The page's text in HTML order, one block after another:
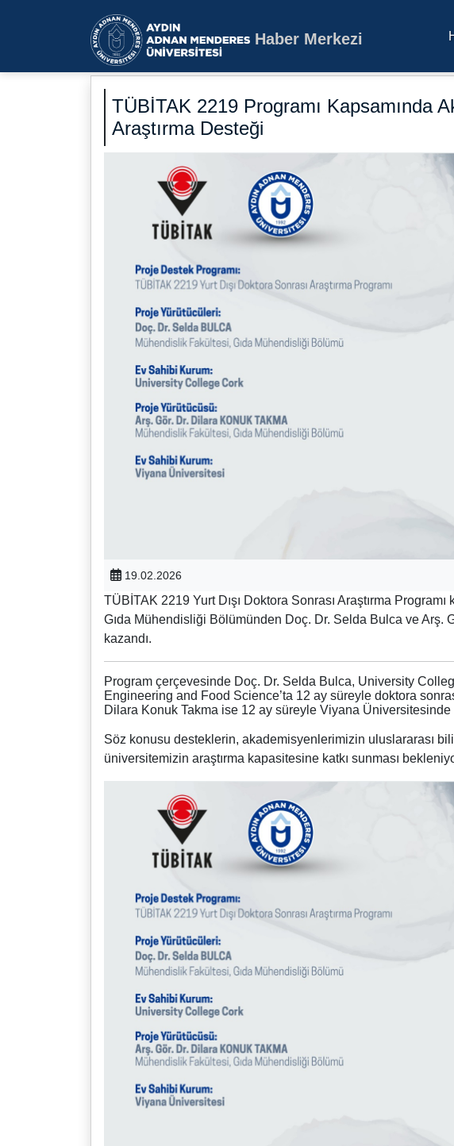
Aydın Adnan Menderes
Haber Merkezi
TÜBİTAK 2219 Programı Kapsamında
Araştırma Desteği
19.02.2026
TÜBİTAK 2219 Yurt Dışı Doktora Sonrası Araştırma
Gıda Mühendisliği Bölümünden Doç. Dr. Selda Bulca ve Arş.
kazandı.
Program çerçevesinde Doç. Dr. Selda Bulca, University
Engineering and Food Science’ta 12 ay süreyle doktora
Dilara Konuk Takma ise 12 ay süreyle Viyana
Söz konusu desteklerin, akademisyenlerimizin uluslararası
üniversitemizin araştırma kapasitesine katkı sunması